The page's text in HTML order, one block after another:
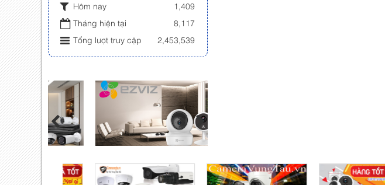
Hôm nay
1,409
Tháng hiện tại
8,117
Tổng lượt truy cập
2,453,539